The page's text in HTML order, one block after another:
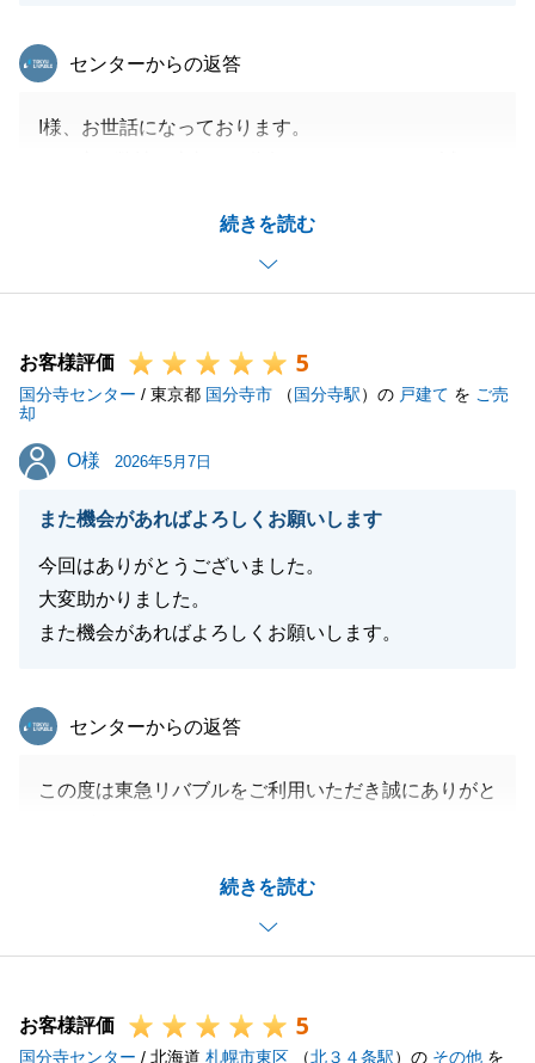
続きを読む
東急リバブル
センターからの返答
I様、お世話になっております。
I様のご対応のおかげでスムーズにお取引することが
ありがとうございました。
つでもお気軽にご連絡下さい。
今後ともよろしくお願いいたします。
お客様評価 5
国分寺センター / 東京都 国分寺市 （国分寺駅）の 戸建て を ご売
却
O様
O様 2026年5月7日
また機会があればよろしくお願いします
今回はありがとうございました。
大変助かりました。
また機会があればよろしくお願いします。
続きを読む
東急リバブル
センターからの返答
この度は東急リバブルをご利用いただき誠にありがと
力添えすることができ嬉しく思います。
測量を行っている際には、O様の迅速な対応のおかげ
で隣地の方のご協力をいただくことができるようにな
また、不動産のことで何かお困り事がありましたらお
気軽にお声かけいただければと思います。
お客様評価 5
国分寺センター / 北海道 札幌市東区 （北３４条駅）の その他 を